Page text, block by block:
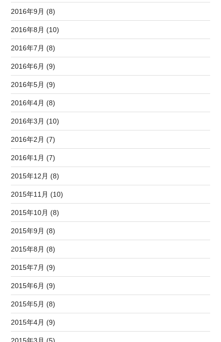
2016年9月 (8)
2016年8月 (10)
2016年7月 (8)
2016年6月 (9)
2016年5月 (9)
2016年4月 (8)
2016年3月 (10)
2016年2月 (7)
2016年1月 (7)
2015年12月 (8)
2015年11月 (10)
2015年10月 (8)
2015年9月 (8)
2015年8月 (8)
2015年7月 (9)
2015年6月 (9)
2015年5月 (8)
2015年4月 (9)